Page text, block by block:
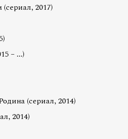
2017)
– ...)
(сериал, 2014)
2014)